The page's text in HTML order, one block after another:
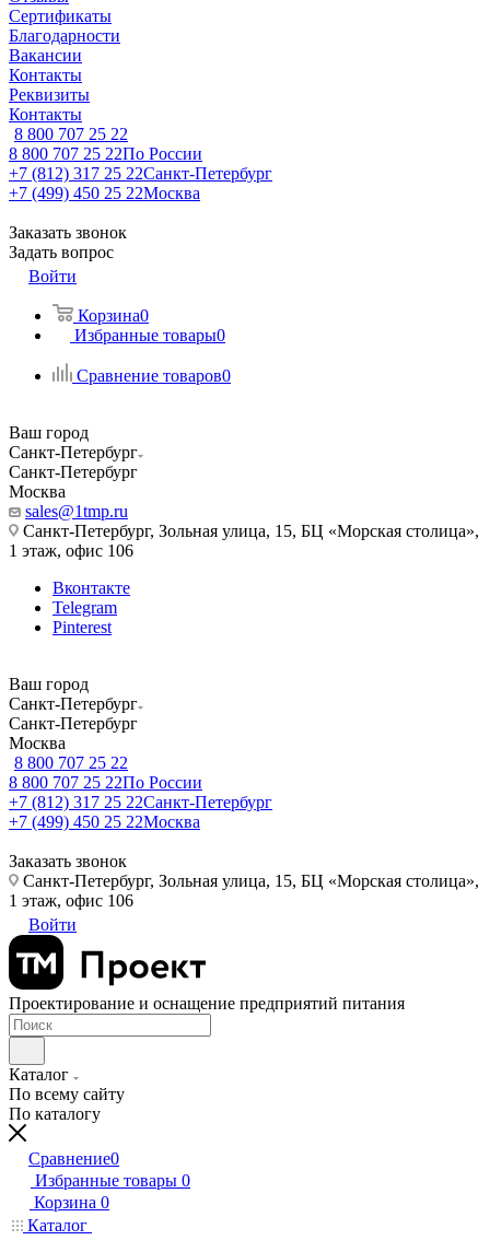
Сертификаты
Благодарности
Вакансии
Контакты
Реквизиты
Контакты
8 800 707 25 22
8 800 707 25 22По России
+7 (812) 317 25 22Санкт-Петербург
+7 (499) 450 25 22Москва
Заказать звонок
Задать вопрос
Войти
Корзина0
Избранные товары0
Сравнение товаров0
Ваш город
Санкт-Петербург
Санкт-Петербург
Москва
sales@1tmp.ru
Санкт-Петербург, Зольная улица, 15, БЦ «Морская столица»,
1 этаж, офис 106
Вконтакте
Telegram
Pinterest
Ваш город
Санкт-Петербург
Санкт-Петербург
Москва
8 800 707 25 22
8 800 707 25 22По России
+7 (812) 317 25 22Санкт-Петербург
+7 (499) 450 25 22Москва
Заказать звонок
Санкт-Петербург, Зольная улица, 15, БЦ «Морская столица»,
1 этаж, офис 106
Войти
Проектирование и оснащение предприятий питания
Каталог
По всему сайту
По каталогу
Сравнение0
Избранные товары 0
Корзина 0
Каталог